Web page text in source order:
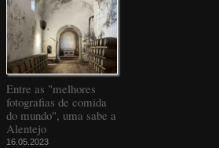
Entre as "melhores
fotografias de comida
do mundo", uma sabe a
Alentejo
16.05.2023